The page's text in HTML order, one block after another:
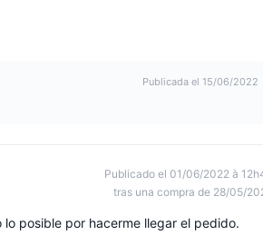
Publicada el 15/06/2022
Publicado el 01/06/2022 à
tras una compra de 28/05/
posible por hacerme llegar el pedido.